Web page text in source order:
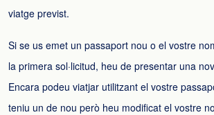
viatge previst.
Si se us emet un passaport nou o el vostre
la primera sol·licitud, heu de presentar una
Encara podeu viatjar utilitzant el vostre
teniu un de nou però heu modificat el vostre